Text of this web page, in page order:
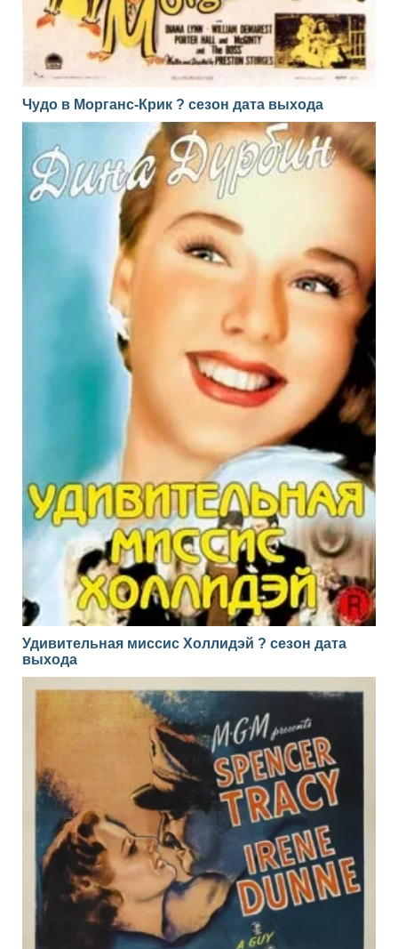
Чудо в Морганс-Крик ? сезон дата выхода
Удивительная миссис Холлидэй ? сезон дата
выхода